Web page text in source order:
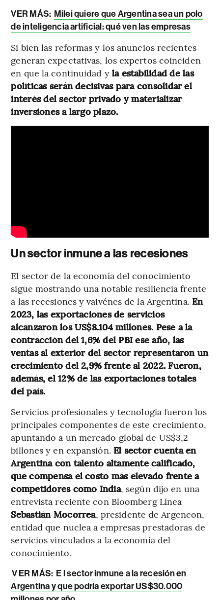
VER MÁS: Milei quiere que Argentina sea un polo
de inteligencia artificial: qué ven las empresas
Si bien las reformas y los anuncios recientes
generan expectativas, los expertos coinciden
en que la continuidad y la estabilidad de las
políticas serán decisivas para consolidar el
interés del sector privado y materializar
inversiones a largo plazo.
Un sector inmune a las recesiones
El sector de la economía del conocimiento
sigue mostrando una notable resiliencia frente
a las recesiones y vaivénes de la Argentina.En
2023, las exportaciones de servicios
alcanzaron los US$8.104 millones. Pese a la
contracción del 1,6% del PBI ese año, las
ventas al exterior del sector representaron un
crecimiento del 2,9% frente al 2022. Fueron,
además, el 12% de las exportaciones totales
del país.
Servicios profesionales y tecnología fueron los
principales componentes de este crecimiento,
apuntando a un mercado global de US$3,2
billones y en expansión. El sector cuenta en
Argentina con talento altamente calificado,
que compensa el costo más elevado frente a
competidores como India, según dijo en una
entrevista reciente con Bloomberg Línea
Sebastián Mocorrea, presidente de Argencon,
entidad que nuclea a empresas prestadoras de
servicios vinculados a la economía del
conocimiento.
VER MÁS: El sector inmune a la recesión en
Argentina y que podría exportar US$30.000